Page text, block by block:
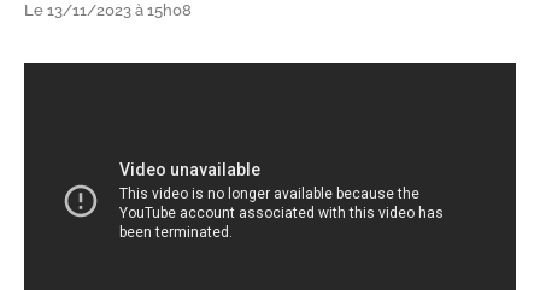
Le 13/11/2023 à 15h08